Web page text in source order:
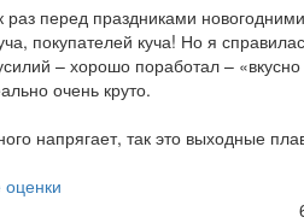
перед праздниками
покупателей куча! Но я
– хорошо поработал –
очень круто.
напрягает, так это выходные